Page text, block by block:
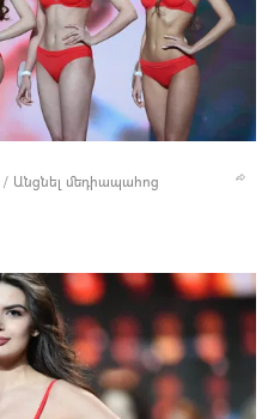
/ Անցնել մեդիապահոց